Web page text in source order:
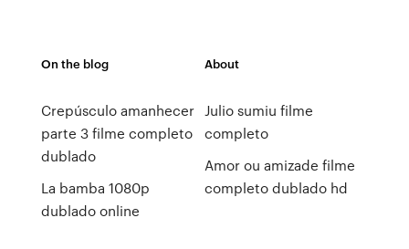
On the blog
Crepúsculo amanhecer
parte 3 filme completo
dublado
La bamba 1080p
dublado online
About
Julio sumiu filme
completo
Amor ou amizade filme
completo dublado hd